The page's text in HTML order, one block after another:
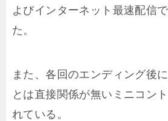
よびインターネット最速配信
た。
また、各回のエンディング後
とは直接関係が無いミニコン
れている。